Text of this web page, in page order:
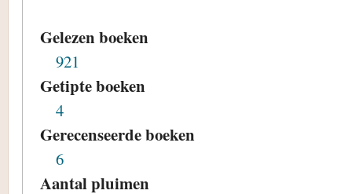
Gelezen boeken
921
Getipte boeken
4
Gerecenseerde boeken
6
Aantal pluimen